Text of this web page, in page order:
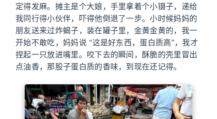
定得发麻。摊主是个大娘，手里拿着个小镊子，递给
我同行得小伙伴，吓得他倒退了一步。小时候妈妈的
朋友送来过炸蝎子，装在罐子里，金黄金黄的，我一
开始不敢吃，妈妈说 “这是好东西，蛋白质高”，我才
捏起一只放进嘴里。咬下去的瞬间，酥脆的壳里冒出
点油香，那股子蛋白质的香味，到现在还记得。